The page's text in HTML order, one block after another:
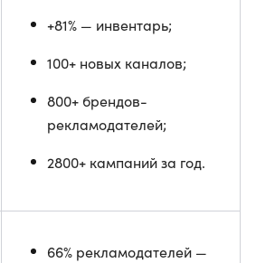
+81% — инвентарь;
100+ новых каналов;
800+ брендов-
рекламодателей;
2800+ кампаний за год.
66% рекламодателей —